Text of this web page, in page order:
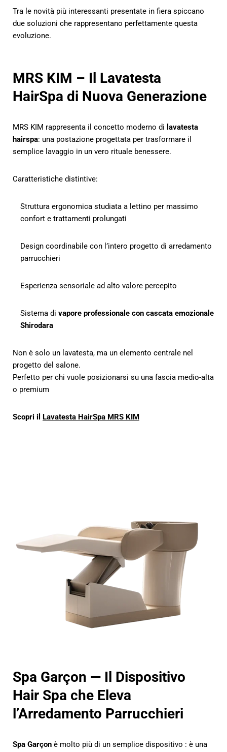
Tra le novità più interessanti presentate in fiera spiccano
due soluzioni che rappresentano perfettamente questa
evoluzione.
MRS KIM – Il Lavatesta
HairSpa di Nuova Generazione
MRS KIM rappresenta il concetto moderno di lavatesta
hairspa: una postazione progettata per trasformare il
semplice lavaggio in un vero rituale benessere.
Caratteristiche distintive:
Struttura ergonomica studiata a lettino per massimo
confort e trattamenti prolungati
Design coordinabile con l’intero progetto di arredamento
parrucchieri
Esperienza sensoriale ad alto valore percepito
Sistema di vapore professionale con cascata emozionale
Shirodara
Non è solo un lavatesta, ma un elemento centrale nel
progetto del salone.
Perfetto per chi vuole posizionarsi su una fascia medio-alta
o premium
Scopri il Lavatesta HairSpa MRS KIM
Spa Garçon — Il Dispositivo
Hair Spa che Eleva
l’Arredamento Parrucchieri
Spa Garçon è molto più di un semplice dispositivo : è una